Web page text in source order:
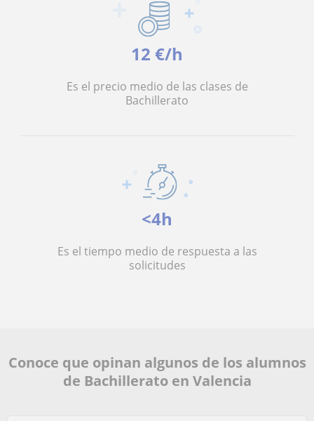
12 €/h
Es el precio medio de las clases de
Bachillerato
<4h
Es el tiempo medio de respuesta a las
solicitudes
Conoce que opinan algunos de los alumnos
de Bachillerato en Valencia